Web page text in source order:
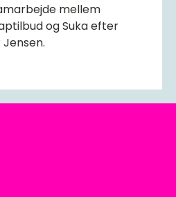
mellem
og Suka efter